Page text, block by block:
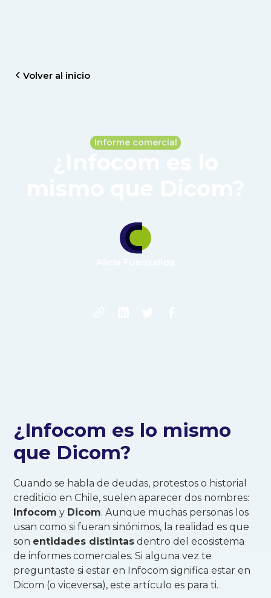
Volver al inicio
Informe comercial
¿Infocom es lo mismo
que Dicom?
Cuando se habla de deudas, protestos o historial
crediticio en Chile, suelen aparecer dos nombres:
Infocom y Dicom. Aunque muchas personas los
usan como si fueran sinónimos, la realidad es que
son entidades distintas dentro del ecosistema
de informes comerciales. Si alguna vez te
preguntaste si estar en Infocom significa estar en
Dicom (o viceversa), este artículo es para ti.